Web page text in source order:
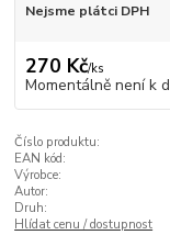
Nejsme plátci DPH
270 Kč/ks
Momentálně není k
Číslo produktu:
EAN kód:
Výrobce:
Autor:
Druh:
Hlídat cenu / dostupnost